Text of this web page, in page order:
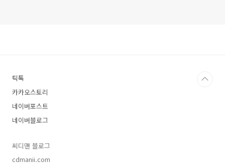
틱톡
카카오스토리
네이버포스트
네이버블로그
씨디맨 블로그
cdmanii.com